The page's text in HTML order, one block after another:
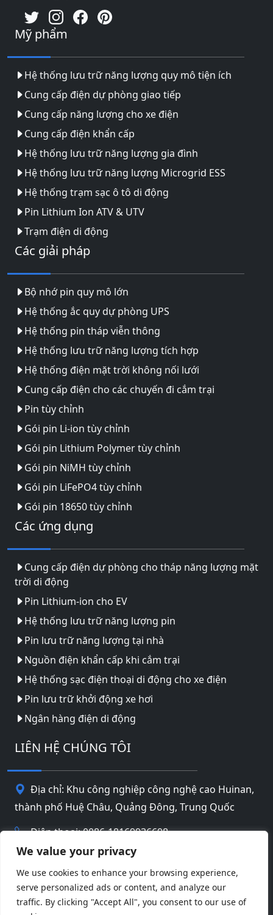
We value your privacy
We use cookies to enhance your browsing experience,
serve personalized ads or content, and analyze our
traffic. By clicking "Accept All", you consent to our use of
Mỹ phẩm
Hệ thống lưu trữ năng lượng quy mô tiện ích
Cung cấp điện dự phòng giao tiếp
Cung cấp năng lượng cho xe điện
Cung cấp điện khẩn cấp
Hệ thống lưu trữ năng lượng gia đình
Hệ thống lưu trữ năng lượng Microgrid ESS
Hệ thống trạm sạc ô tô di động
Pin Lithium Ion ATV & UTV
Trạm điện di động
Các giải pháp
Bộ nhớ pin quy mô lớn
Hệ thống ắc quy dự phòng UPS
Hệ thống pin tháp viễn thông
Hệ thống lưu trữ năng lượng tích hợp
Hệ thống điện mặt trời không nối lưới
Cung cấp điện cho các chuyến đi cắm trại
Pin tùy chỉnh
Gói pin Li-ion tùy chỉnh
Gói pin Lithium Polymer tùy chỉnh
Gói pin NiMH tùy chỉnh
Gói pin LiFePO4 tùy chỉnh
Gói pin 18650 tùy chỉnh
Các ứng dụng
Cung cấp điện dự phòng cho tháp năng lượng mặt
trời di động
Pin Lithium-ion cho EV
Hệ thống lưu trữ năng lượng pin
Pin lưu trữ năng lượng tại nhà
Nguồn điện khẩn cấp khi cắm trại
Hệ thống sạc điện thoại di động cho xe điện
Pin lưu trữ khởi động xe hơi
Ngân hàng điện di động
LIÊN HỆ CHÚNG TÔI
Địa chỉ: Khu công nghiệp công nghệ cao Huinan,
thành phố Huệ Châu, Quảng Đông, Trung Quốc
Điện thoại: 0086-18169936698
info@jbbatterychina.com
Chính sách bảo mật